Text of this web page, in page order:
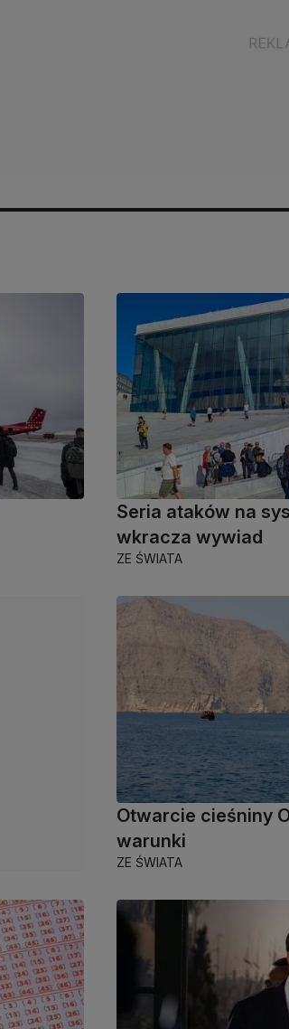
Seria ataków na
wkracza wywiad
ZE ŚWIATA
Otwarcie cieśniny
warunki
ZE ŚWIATA